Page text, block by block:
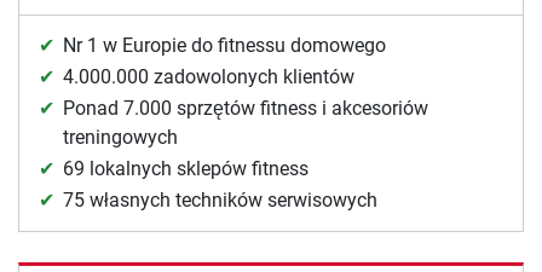
Nr 1 w Europie do fitnessu domowego
4.000.000 zadowolonych klientów
Ponad 7.000 sprzętów fitness i akcesoriów
treningowych
69 lokalnych sklepów fitness
75 własnych techników serwisowych